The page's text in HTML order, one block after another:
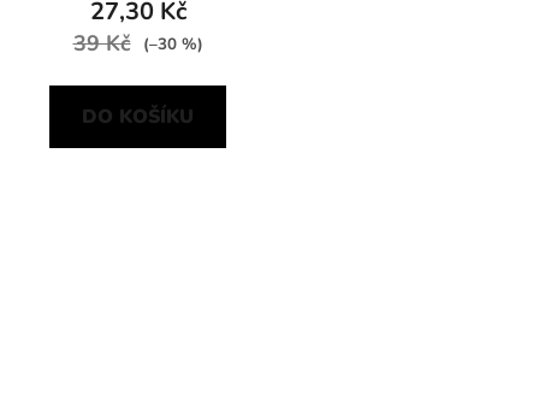
27,30 Kč
39 Kč (–30 %)
DO KOŠÍKU